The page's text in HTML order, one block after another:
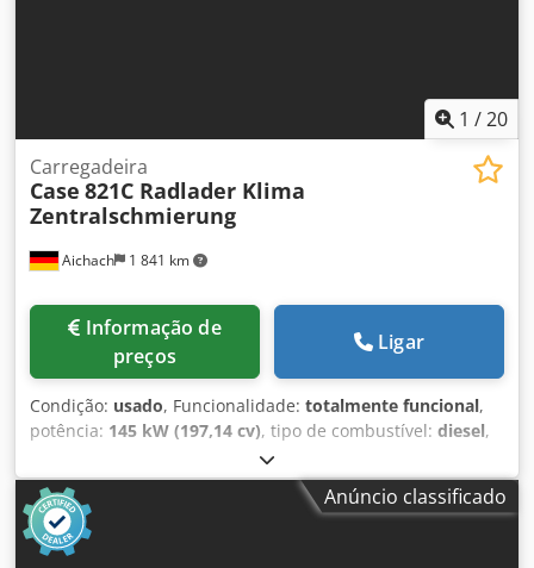
1 /20
Aichach 1 841 km
Carregadeira
Case 821C Radlader Klima
Zentralschmierung
preços
Ligar
Condição: usado, Funcionalidade: totalmente funcional,
potência: 145 kW (197,14 cv), tipo de combustível: diesel,
18 000 kg
2000, horas de funcionamento:8 000 h, Equipamento:ar
condicionado, cabina, sistema centralizada de
lubrificação
Ssx Ai Rjck Ano de fabricação: 2000 8.000 horas 145 kW
Anúncio classificado